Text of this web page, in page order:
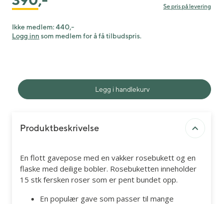
Se pris på levering
Ikke medlem:440,-
Logg inn som medlem for å få tilbudspris.
Legg i handlekurv
Produktbeskrivelse
En flott gavepose med en vakker rosebukett og en
flaske med deilige bobler. Rosebuketten inneholder
15 stk fersken roser som er pent bundet opp.
En populær gave som passer til mange